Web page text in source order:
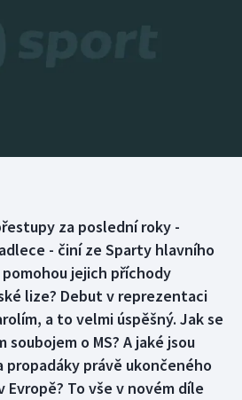
za poslední roky -
- činí ze Sparty hlavního
jejich příchody
lize? Debut v reprezentaci
a to velmi úspěšný. Jak se
soubojem o MS? A jaké jsou
právě ukončeného
To vše v novém díle